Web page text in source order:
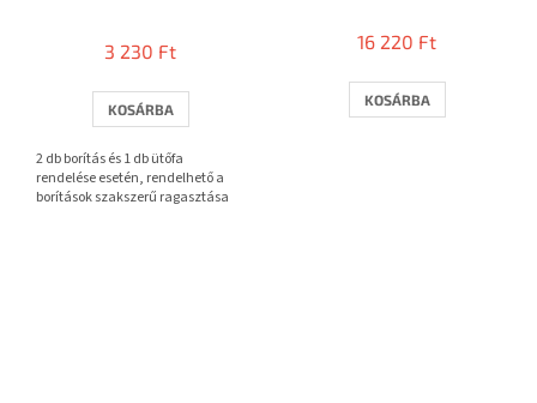
átlagos
5-
ből
csillag.
3 230 Ft
KOSÁRBA
2 db borítás és 1 db ütőfa
rendelése esetén, rendelhető a
borítások szakszerű ragasztása
16 220 Ft
KOSÁRBA